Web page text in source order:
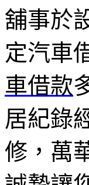
舖事於
定汽車
車借款
居紀錄
修，萬